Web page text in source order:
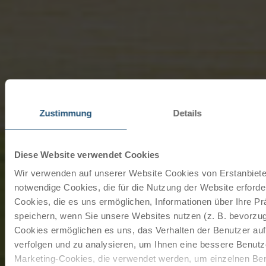
Zustimmung Details
Diese Website verwendet Cookies
Wir verwenden auf unserer Website Cookies von
notwendige Cookies, die für die Nutzung der Website
Cookies, die es uns ermöglichen, Informationen über Ihre
speichern, wenn Sie unsere Websites nutzen (z. B.
Cookies ermöglichen es uns, das Verhalten der Benutzer
verfolgen und zu analysieren, um Ihnen eine bessere
Marketing-Cookies, die verwendet werden, um einzelnen